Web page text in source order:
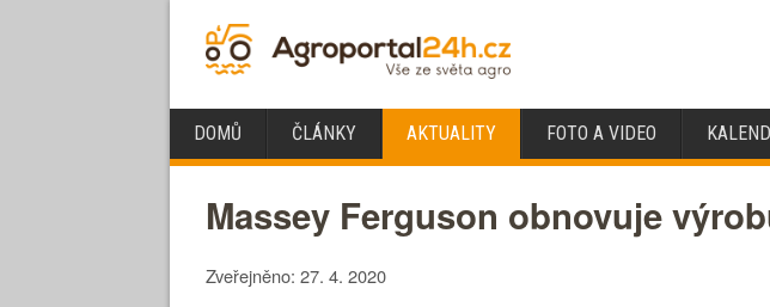
DOMŮ ČLÁNKY AKTUALITY FOTO A VIDEO
Massey Ferguson obnovuje
Zveřejněno: 27. 4. 2020